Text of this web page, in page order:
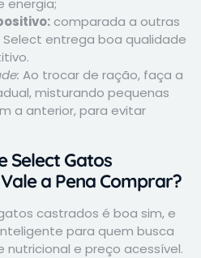
energia;
comparada a outras
entrega boa qualidade
Ao trocar de ração, faça a
misturando pequenas
a anterior, para evitar
Select Gatos
a Pena Comprar?
castrados é boa sim, e
para quem busca
nutricional e preço acessível.